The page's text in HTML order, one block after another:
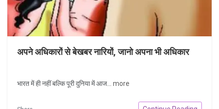
अपने अधिकारों से बेखबर नारियों, जानो अपना भी अधिकार
भारत में ही नहीं बल्कि पूरी दुनिया में आज... more